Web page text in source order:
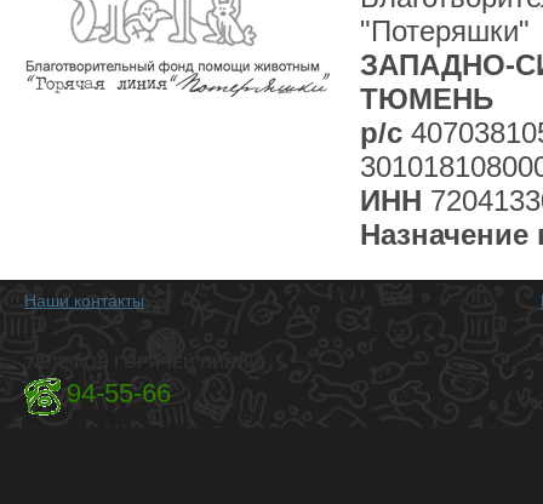
"Потеряшки"
ЗАПАДНО-
ТЮМЕНЬ
р/с
ИНН
Назначение
Наши контакты
94-55-66